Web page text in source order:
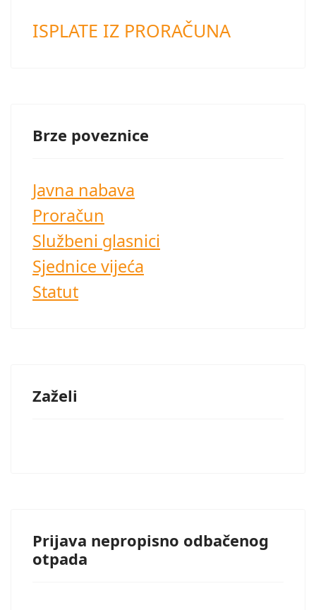
ISPLATE IZ PRORAČUNA
Brze poveznice
Javna nabava
Proračun
Službeni glasnici
Sjednice vijeća
Statut
Zaželi
Prijava nepropisno odbačenog
otpada